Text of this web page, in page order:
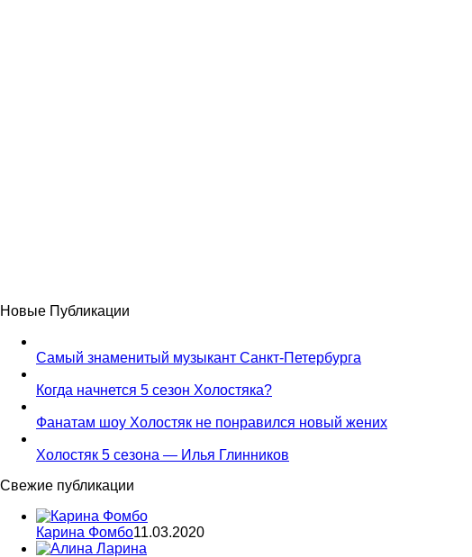
Новые Публикации
Самый знаменитый музыкант Санкт-Петербурга
Когда начнется 5 сезон Холостяка?
Фанатам шоу Холостяк не понравился новый жених
Холостяк 5 сезона — Илья Глинников
Свежие публикации
Карина Фомбо11.03.2020